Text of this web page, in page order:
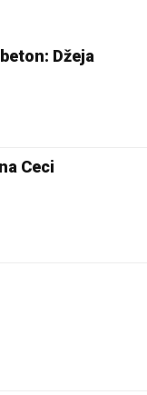
Džeja
Ceci